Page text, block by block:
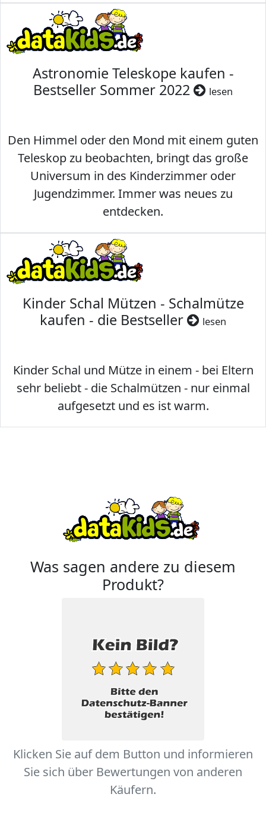
Astronomie Teleskope kaufen -
Bestseller Sommer 2022
lesen
Den Himmel oder den Mond mit einem guten
Teleskop zu beobachten, bringt das große
Universum in des Kinderzimmer oder
Jugendzimmer. Immer was neues zu
entdecken.
Kinder Schal Mützen - Schalmütze
kaufen - die Bestseller
lesen
Kinder Schal und Mütze in einem - bei Eltern
sehr beliebt - die Schalmützen - nur einmal
aufgesetzt und es ist warm.
Was sagen andere zu diesem
Produkt?
Klicken Sie auf dem Button und informieren
Sie sich über Bewertungen von anderen
Käufern.